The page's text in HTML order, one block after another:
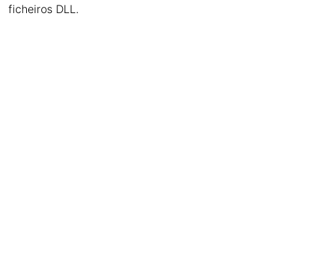
ficheiros DLL.